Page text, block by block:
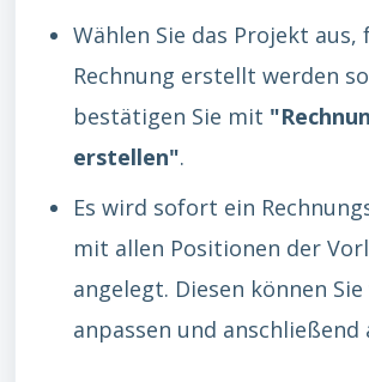
Wählen Sie das Projekt aus,
Rechnung erstellt werden
bestätigen Sie mit
erstellen".
Es wird sofort ein
mit allen Positionen der
angelegt. Diesen können
anpassen und anschließend